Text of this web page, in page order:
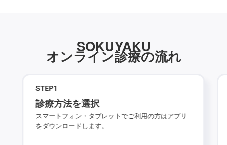
SOKUYAKU
オンライン診療の流れ
STEP1
診療方法を選択
スマートフォン・タブレットでご利用の方はアプリ
をダウンロードします。